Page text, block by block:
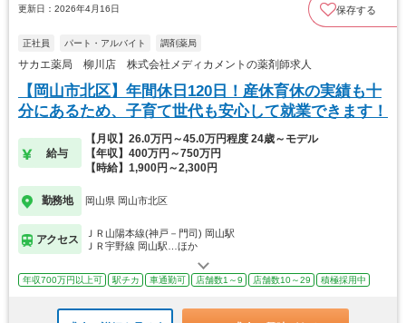
更新日：2026年4月16日 保存する
正社員 パート・アルバイト 調剤薬局
サカエ薬局 柳川店 株式会社メディカメントの薬剤師求人
【岡山市北区】年間休日120日！産休育休の実績も十
分にあるため、子育て世代も安心して就業できます！
給与
【月収】26.0万円～45.0万円程度 24歳～モデル
【年収】400万円～750万円
【時給】1,900円～2,300円
勤務地 岡山県 岡山市北区
アクセス
ＪＲ山陽本線(神戸－門司) 岡山駅
ＪＲ宇野線 岡山駅…ほか
年収700万円以上可 駅チカ 車通勤可 店舗数1～9 店舗数10～29 積極採用中